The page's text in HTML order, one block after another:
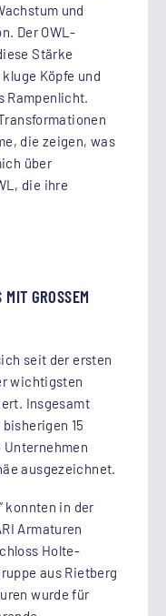
und
Der OWL-
Stärke
Köpfe und
Rampenlicht.
die zeigen, was
über
die ihre
GROSSEM N
seit der ersten
wichtigsten
Insgesamt
15
ausgezeichnet.
konnten in der
Armaturen
Holte-
aus Rietberg
wurde für